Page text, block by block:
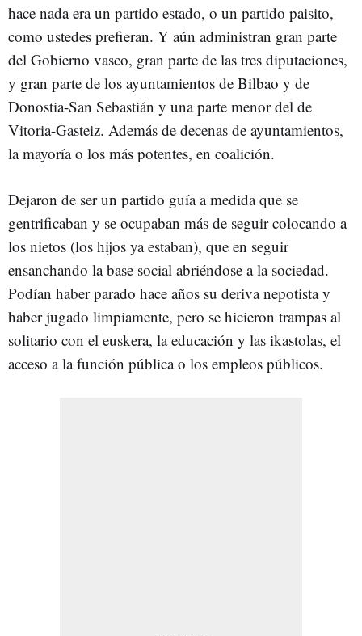
hace nada era un partido estado, o un partido paisito,
como ustedes prefieran. Y aún administran gran parte
del Gobierno vasco, gran parte de las tres diputaciones,
y gran parte de los ayuntamientos de Bilbao y de
Donostia-San Sebastián y una parte menor del de
Vitoria-Gasteiz. Además de decenas de ayuntamientos,
la mayoría o los más potentes, en coalición.
Dejaron de ser un partido guía a medida que se
gentrificaban y se ocupaban más de seguir colocando a
los nietos (los hijos ya estaban), que en seguir
ensanchando la base social abriéndose a la sociedad.
Podían haber parado hace años su deriva nepotista y
haber jugado limpiamente, pero se hicieron trampas al
solitario con el euskera, la educación y las ikastolas, el
acceso a la función pública o los empleos públicos.